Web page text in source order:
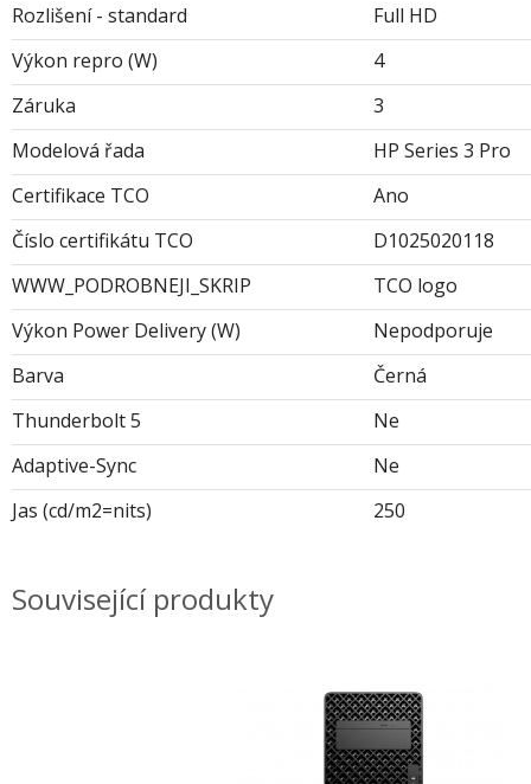
Rozlišení - standard
Full HD
Výkon repro (W)
4
Záruka
3
Modelová řada
HP Series 3 Pro
Certifikace TCO
Ano
Číslo certifikátu TCO
D1025020118
WWW_PODROBNEJI_SKRIP
TCO logo
Výkon Power Delivery (W)
Nepodporuje
Barva
Černá
Thunderbolt 5
Ne
Adaptive-Sync
Ne
Jas (cd/m2=nits)
250
Související produkty